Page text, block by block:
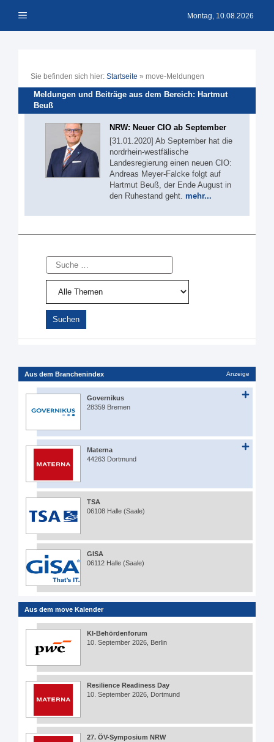
Inhalt Menü Montag, 10.08.2026
Sie befinden sich hier: Startseite » move-Meldungen
Meldungen und Beiträge aus dem Bereich: Hartmut
Beuß
NRW: Neuer CIO ab September
[31.01.2020] Ab September hat die
nordrhein-westfälische
Landesregierung einen neuen CIO:
Andreas Meyer-Falcke folgt auf
Hartmut Beuß, der Ende August in
den Ruhestand geht. mehr...
Suche
Aus dem Branchenindex Anzeige
Governikus
28359 Bremen
Materna
44263 Dortmund
TSA
06108 Halle (Saale)
GISA
06112 Halle (Saale)
Aus dem move Kalender
KI-Behördenforum
10. September 2026, Berlin
Resilience Readiness Day
10. September 2026, Dortmund
27. ÖV-Symposium NRW